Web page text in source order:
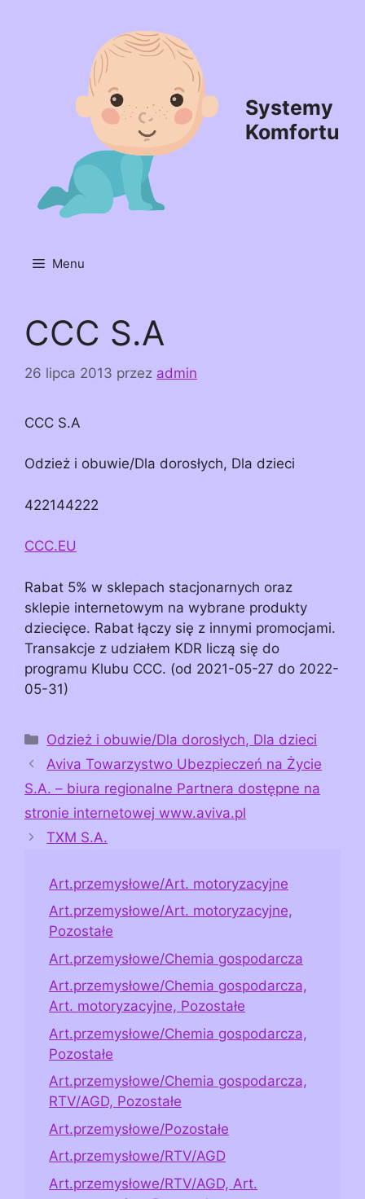
Systemy
Komfortu
Menu
CCC S.A
26 lipca 2013 przez admin
CCC S.A
Odzież i obuwie/Dla dorosłych, Dla dzieci
422144222
CCC.EU
Rabat 5% w sklepach stacjonarnych oraz
sklepie internetowym na wybrane produkty
dziecięce. Rabat łączy się z innymi promocjami.
Transakcje z udziałem KDR liczą się do
programu Klubu CCC. (od 2021-05-27 do 2022-
05-31)
Kategorie
Odzież i obuwie/Dla dorosłych, Dla dzieci
Aviva Towarzystwo Ubezpieczeń na Życie
S.A. – biura regionalne Partnera dostępne na
stronie internetowej www.aviva.pl
TXM S.A.
Art.przemysłowe/Art. motoryzacyjne
Art.przemysłowe/Art. motoryzacyjne,
Pozostałe
Art.przemysłowe/Chemia gospodarcza
Art.przemysłowe/Chemia gospodarcza,
Art. motoryzacyjne, Pozostałe
Art.przemysłowe/Chemia gospodarcza,
Pozostałe
Art.przemysłowe/Chemia gospodarcza,
RTV/AGD, Pozostałe
Art.przemysłowe/Pozostałe
Art.przemysłowe/RTV/AGD
Art.przemysłowe/RTV/AGD, Art.